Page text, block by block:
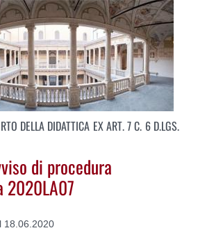
DELLA DIDATTICA EX ART. 7 C. 6 D.LGS.
di procedura
2020LA07
18.06.2020